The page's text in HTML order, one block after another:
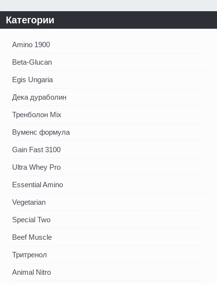
Категории
Amino 1900
Beta-Glucan
Egis Ungaria
Дека дураболин
Тренболон Mix
Вуменс формула
Gain Fast 3100
Ultra Whey Pro
Essential Amino
Vegetarian
Special Two
Beef Muscle
Тритренол
Animal Nitro